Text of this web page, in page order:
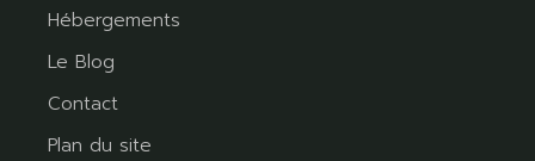
Hébergements
Le Blog
Contact
Plan du site